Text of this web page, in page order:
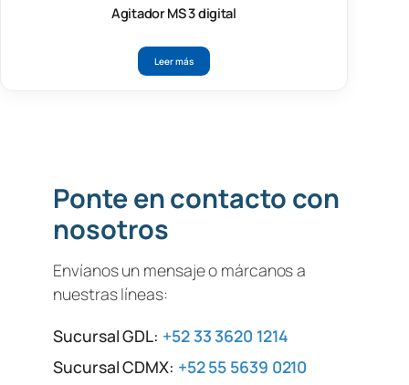
Agitador MS 3 digital
Leer más
Ponte en contacto con
nosotros
Envíanos un mensaje o márcanos a
nuestras líneas:
Sucursal GDL: +52 33 3620 1214
Sucursal CDMX: +52 55 5639 0210